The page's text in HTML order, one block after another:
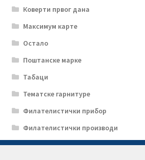
Коверти првог дана
Максимум карте
Остало
Поштанске марке
Табаци
Тематске гарнитуре
Филателистички прибор
Филателистички производи